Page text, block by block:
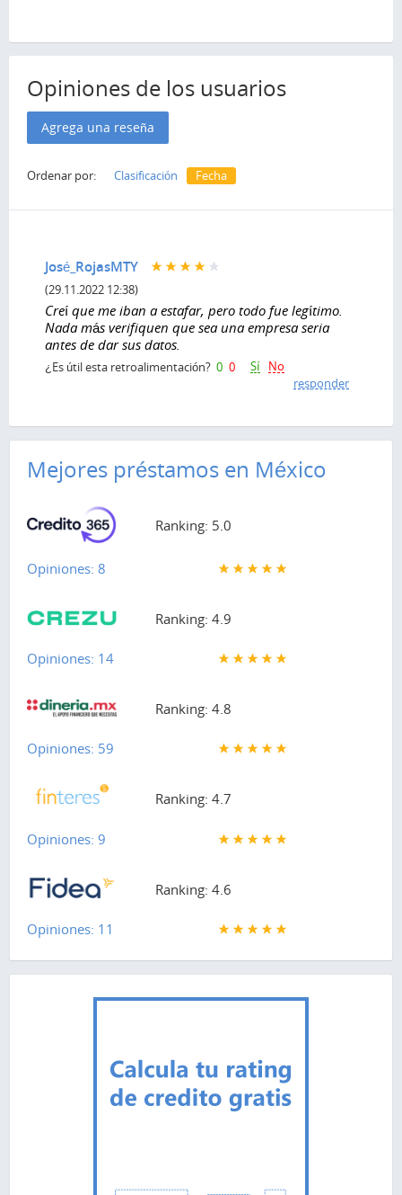
Opiniones de los usuarios
Agrega una reseña
Ordenar por: Clasificación Fecha
José_RojasMTY
(29.11.2022 12:38)
Creí que me iban a estafar, pero todo fue legítimo.
Nada más verifiquen que sea una empresa seria
antes de dar sus datos.
¿Es útil esta retroalimentación? 0 0 Sí No
responder
Mejores préstamos en México
Ranking: 5.0
Opiniones: 8
Ranking: 4.9
Opiniones: 14
Ranking: 4.8
Opiniones: 59
Ranking: 4.7
Opiniones: 9
Ranking: 4.6
Opiniones: 11